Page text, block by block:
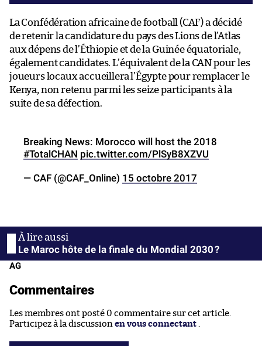
La Confédération africaine de football (CAF) a décidé
de retenir la candidature du pays des Lions de l’Atlas
aux dépens de l’Éthiopie et de la Guinée équatoriale,
également candidates. L’équivalent de la CAN pour les
joueurs locaux accueillera l’Égypte pour remplacer le
Kenya, non retenu parmi les seize participants à la
suite de sa défection.
Breaking News: Morocco will host the 2018
#TotalCHAN pic.twitter.com/PlSyB8XZVU
— CAF (@CAF_Online) 15 octobre 2017
Le Maroc hôte de la finale du Mondial 2030 ?
AG
Commentaires
Les membres ont posté 0 commentaire sur cet article.
Participez à la discussion en vous connectant .